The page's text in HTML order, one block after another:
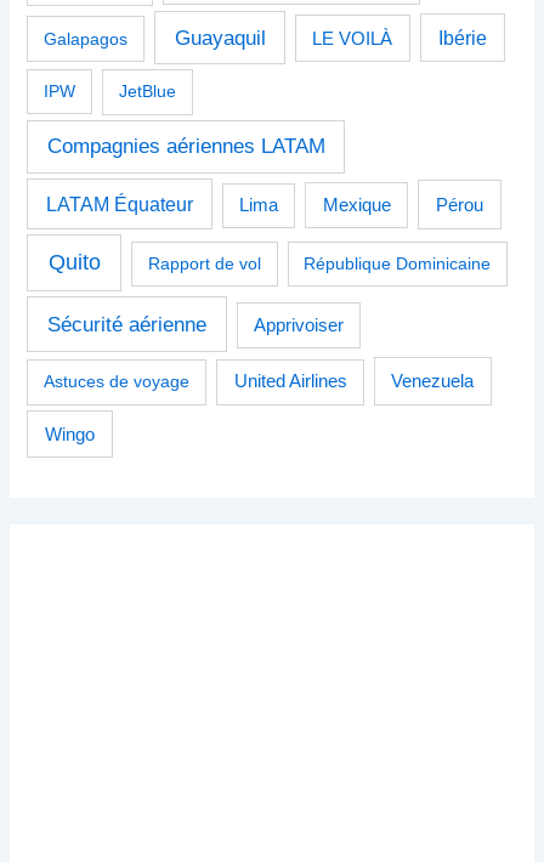
Galapagos Guayaquil LE VOILÀ Ibérie
IPW JetBlue
Compagnies aériennes LATAM
LATAM Équateur Lima Mexique Pérou
Quito Rapport de vol République Dominicaine
Sécurité aérienne Apprivoiser
Astuces de voyage United Airlines Venezuela
Wingo